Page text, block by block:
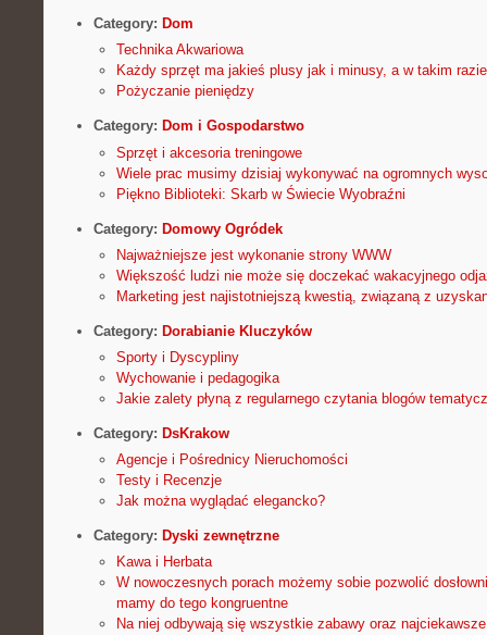
Category: Dom
Technika Akwariowa
Każdy sprzęt ma jakieś plusy jak i minusy, a w takim razie
Pożyczanie pieniędzy
Category: Dom i Gospodarstwo
Sprzęt i akcesoria treningowe
Wiele prac musimy dzisiaj wykonywać na ogromnych
Piękno Biblioteki: Skarb w Świecie Wyobraźni
Category: Domowy Ogródek
Najważniejsze jest wykonanie strony WWW
Większość ludzi nie może się doczekać wakacyjnego
Marketing jest najistotniejszą kwestią, związaną z
Category: Dorabianie Kluczyków
Sporty i Dyscypliny
Wychowanie i pedagogika
Jakie zalety płyną z regularnego czytania blogów
Category: DsKrakow
Agencje i Pośrednicy Nieruchomości
Testy i Recenzje
Jak można wyglądać elegancko?
Category: Dyski zewnętrzne
Kawa i Herbata
W nowoczesnych porach możemy sobie pozwolić
mamy do tego kongruentne
Na niej odbywają się wszystkie zabawy oraz